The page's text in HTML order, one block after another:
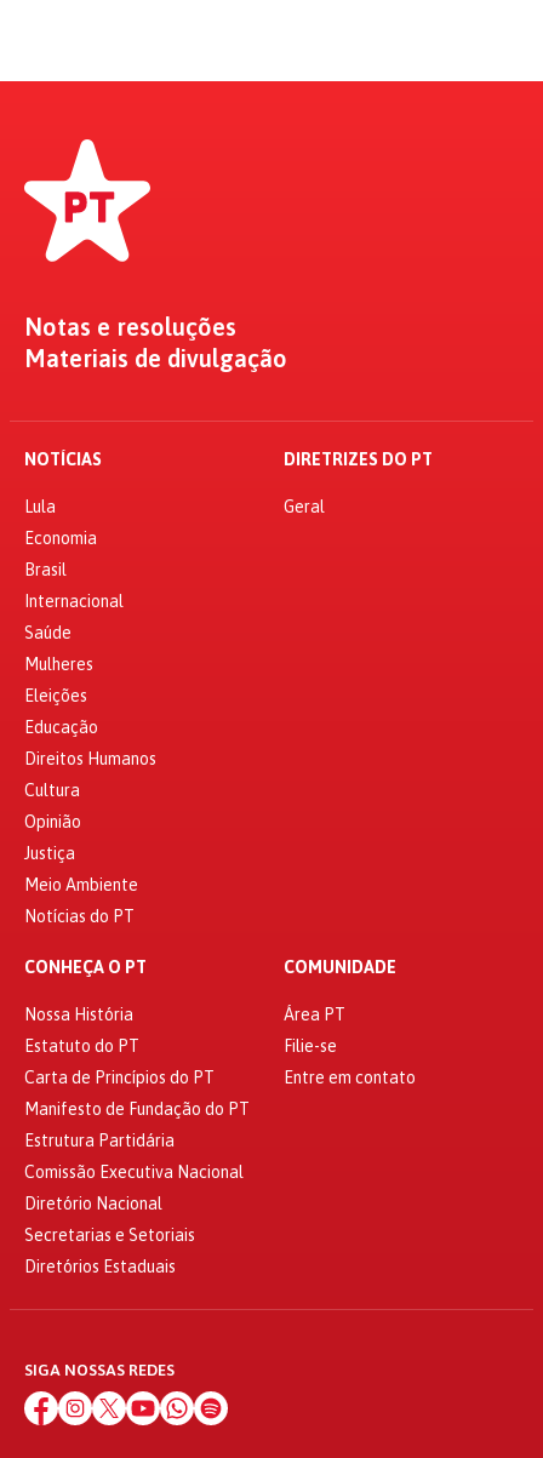
Notas e resoluções
Materiais de divulgação
NOTÍCIAS
Lula
Economia
Brasil
Internacional
Saúde
Mulheres
Eleições
Educação
Direitos Humanos
Cultura
Opinião
Justiça
Meio Ambiente
Notícias do PT
DIRETRIZES DO PT
Geral
CONHEÇA O PT
Nossa História
Estatuto do PT
Carta de Princípios do PT
Manifesto de Fundação do PT
Estrutura Partidária
Comissão Executiva Nacional
Diretório Nacional
Secretarias e Setoriais
Diretórios Estaduais
COMUNIDADE
Área PT
Filie-se
Entre em contato
SIGA NOSSAS REDES